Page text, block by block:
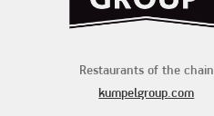
Restaurants of the chain
kumpelgroup.com